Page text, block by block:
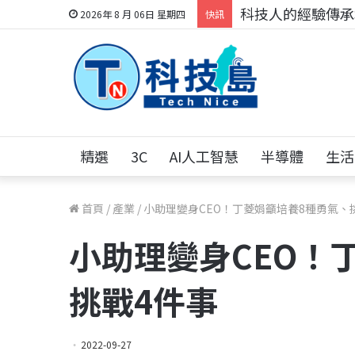
2026年 8 月 06日 星期四 快訊 科技人的經驗傳
精選 3C AI人工智慧 半導體 生活
首頁 / 產業 / 小助理變身CEO！丁菱娟籲培養8種勇氣、
小助理變身CEO！
挑戰4件事
2022-09-27